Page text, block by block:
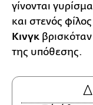
γίνονται
και στενός
Κινγκ
της υπόθεσης.